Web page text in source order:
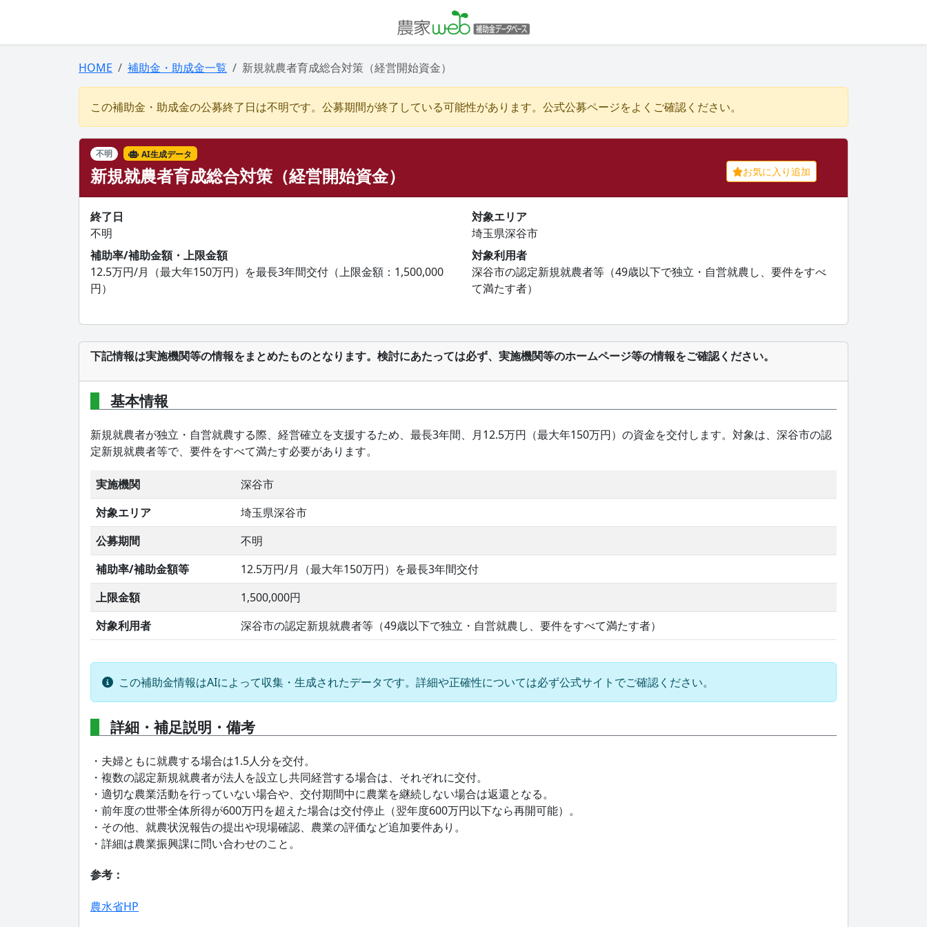
HOME 補助金・助成金一覧 新規就農者育成総合対策（経営開始資金）
この補助金・助成金の公募終了日は不明です。公募期間が終了している可能性があります。公式公募ページをよくご確認ください。
不明 AI生成データ
新規就農者育成総合対策（経営開始資金） お気に入り追加
終了日
不明
補助率/補助金額・上限金額
12.5万円/月（最大年150万円）を最長3年間交付（上限金額：1,500,000
円）
対象エリア
埼玉県深谷市
対象利用者
深谷市の認定新規就農者等（49歳以下で独立・自営就農し、要件をすべ
て満たす者）
下記情報は実施機関等の情報をまとめたものとなります。検討にあたっては必ず、実施機関等のホームページ等の情報をご確認ください。
基本情報
新規就農者が独立・自営就農する際、経営確立を支援するため、最長3年間、月12.5万円（最大年150万円）の資金を交付します。対象は、深谷市の認
定新規就農者等で、要件をすべて満たす必要があります。
実施機関
深谷市
対象エリア
埼玉県深谷市
公募期間
不明
補助率/補助金額等
12.5万円/月（最大年150万円）を最長3年間交付
上限金額
1,500,000円
対象利用者
深谷市の認定新規就農者等（49歳以下で独立・自営就農し、要件をすべて満たす者）
この補助金情報はAIによって収集・生成されたデータです。詳細や正確性については必ず公式サイトでご確認ください。
詳細・補足説明・備考
・夫婦ともに就農する場合は1.5人分を交付。
・複数の認定新規就農者が法人を設立し共同経営する場合は、それぞれに交付。
・適切な農業活動を行っていない場合や、交付期間中に農業を継続しない場合は返還となる。
・前年度の世帯全体所得が600万円を超えた場合は交付停止（翌年度600万円以下なら再開可能）。
・その他、就農状況報告の提出や現場確認、農業の評価など追加要件あり。
・詳細は農業振興課に問い合わせのこと。
参考：
農水省HP